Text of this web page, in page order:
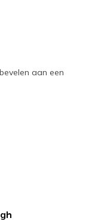
aan een